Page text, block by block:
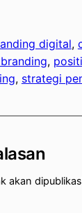
digital,
,
, strategi
akan